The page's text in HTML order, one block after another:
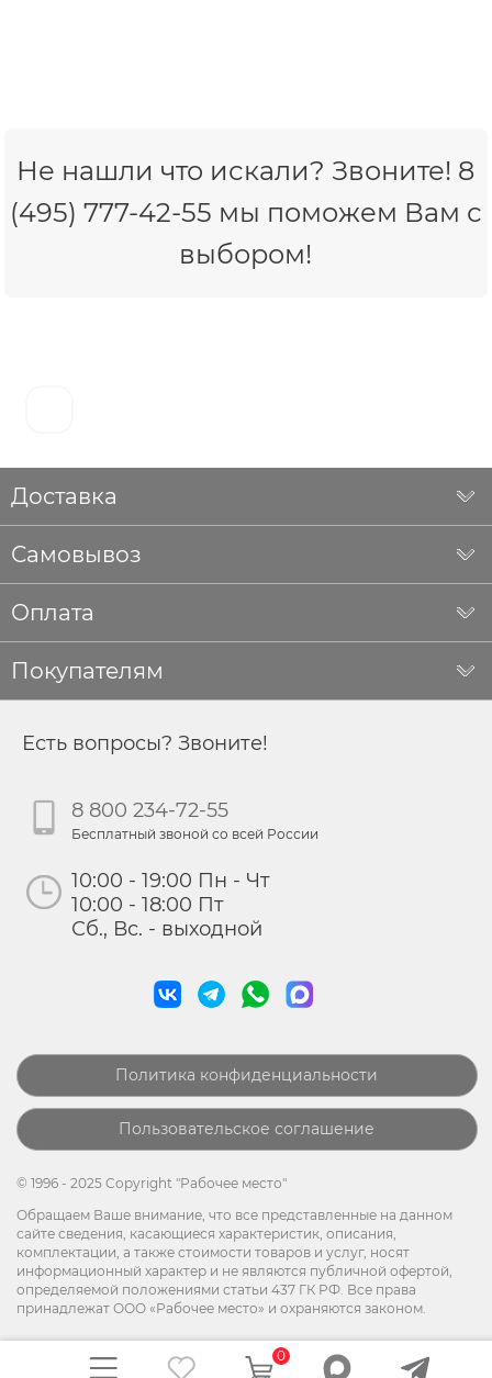
Не нашли что искали? Звоните! 8
(495) 777-42-55 мы поможем Вам с
выбором!
Доставка
Самовывоз
Оплата
Покупателям
Есть вопросы? Звоните!
8 800 234-72-55
Бесплатный звоной со всей России
10:00 - 19:00 Пн - Чт
10:00 - 18:00 Пт
Сб., Вс. - выходной
Политика конфиденциальности
Пользовательское соглашение
© 1996 - 2025 Copyright "Рабочее место"
Обращаем Ваше внимание, что все представленные на данном
сайте сведения, касающиеся характеристик, описания,
комплектации, а также стоимости товаров и услуг, носят
информационный характер и не являются публичной офертой,
определяемой положениями статьи 437 ГК РФ. Все права
принадлежат ООО «Рабочее место» и охраняются законом.
0